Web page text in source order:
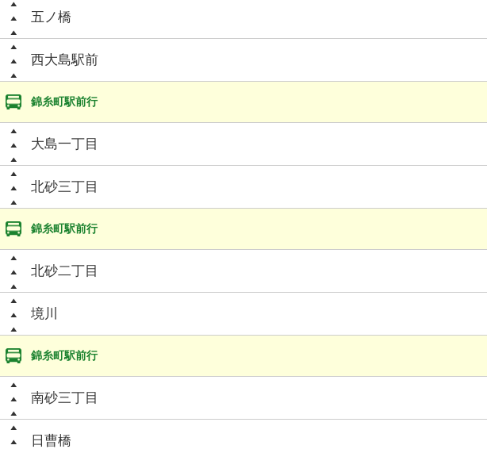
五ノ橋
西大島駅前
錦糸町駅前行
大島一丁目
北砂三丁目
錦糸町駅前行
北砂二丁目
境川
錦糸町駅前行
南砂三丁目
日曹橋